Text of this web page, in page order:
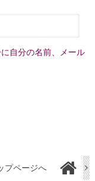
自分の名前、メール
プページへ